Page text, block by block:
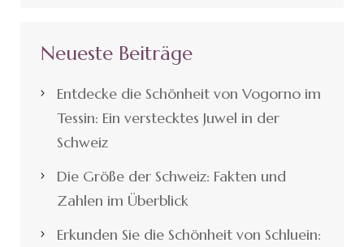
Neueste Beiträge
Entdecke die Schönheit von Vogorno im
Tessin: Ein verstecktes Juwel in der
Schweiz
Die Größe der Schweiz: Fakten und
Zahlen im Überblick
Erkunden Sie die Schönheit von Schluein: